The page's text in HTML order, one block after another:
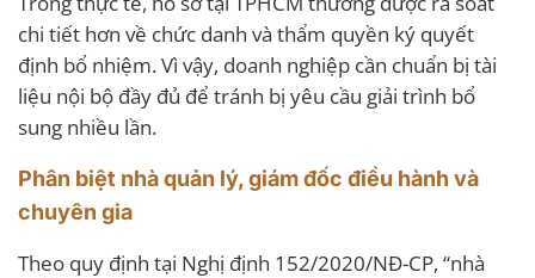
chi tiết hơn về chức danh và thẩm quyền ký quyết
định bổ nhiệm. Vì vậy, doanh nghiệp cần chuẩn bị tài
liệu nội bộ đầy đủ để tránh bị yêu cầu giải trình bổ
sung nhiều lần.
Phân biệt nhà quản lý, giám đốc điều hành và
chuyên gia
Theo quy định tại Nghị định 152/2020/NĐ-CP, “nhà